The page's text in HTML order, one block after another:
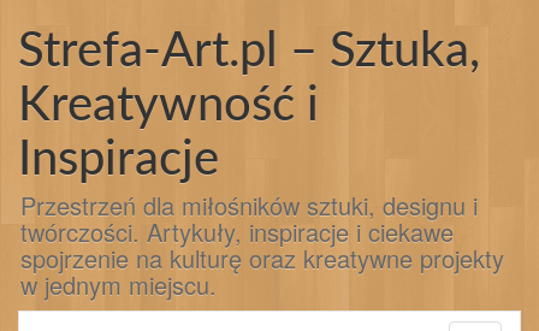
treściStrefa-Art.pl – Sztuka,
Kreatywność i
Inspiracje
Przestrzeń dla miłośników sztuki, designu i
twórczości. Artykuły, inspiracje i ciekawe
spojrzenie na kulturę oraz kreatywne projekty
w jednym miejscu.